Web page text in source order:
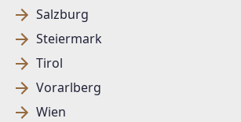
Salzburg
Steiermark
Tirol
Vorarlberg
Wien